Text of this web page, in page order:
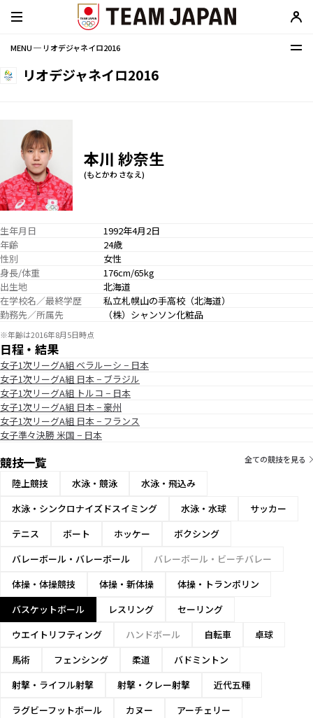
MENU ─ リオデジャネイロ2016
リオデジャネイロ2016
本川 紗奈生
(もとかわ さなえ)
生年月日
1992年4月2日
年齢
24歳
性別
女性
身長/体重
176cm/65kg
出生地
北海道
在学校名／最終学歴
私立札幌山の手高校（北海道）
勤務先／所属先
（株）シャンソン化粧品
※年齢は2016年8月5日時点
日程・結果
女子1次リーグA組 ベラルーシ − 日本
女子1次リーグA組 日本 − ブラジル
女子1次リーグA組 トルコ − 日本
女子1次リーグA組 日本 − 豪州
女子1次リーグA組 日本 − フランス
女子準々決勝 米国 − 日本
競技一覧 全ての競技を見る
陸上競技 水泳・競泳
水泳・飛込み
水泳・シンクロナイズドスイミング
水泳・水球
サッカー
テニス
ボート ホッケー
ボクシング
バレーボール・バレーボール
バレーボール・ビーチバレー
体操・体操競技
体操・新体操
体操・トランポリン
バスケットボール
レスリング
セーリング
ウエイトリフティング
ハンドボール 自転車
卓球
馬術
フェンシング 柔道
バドミントン
射撃・ライフル射撃
射撃・クレー射撃
近代五種
ラグビーフットボール
カヌー
アーチェリー